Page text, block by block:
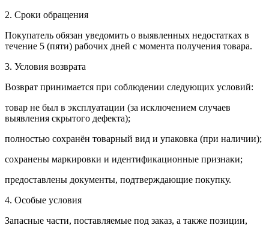
2. Сроки обращения
Покупатель обязан уведомить о выявленных недостатках в
течение 5 (пяти) рабочих дней с момента получения товара.
3. Условия возврата
Возврат принимается при соблюдении следующих условий:
товар не был в эксплуатации (за исключением случаев
выявления скрытого дефекта);
полностью сохранён товарный вид и упаковка (при наличии);
сохранены маркировки и идентификационные признаки;
предоставлены документы, подтверждающие покупку.
4. Особые условия
Запасные части, поставляемые под заказ, а также позиции,